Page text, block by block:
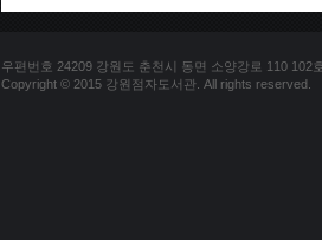
우편번호 24209 강원도 춘천시 동면 소양강로 110 102
Copyright © 2015 강원점자도서관. All rights reserved.